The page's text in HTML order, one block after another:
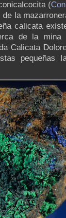
(
la
calicata
de la mina
Calicata
pequeñas